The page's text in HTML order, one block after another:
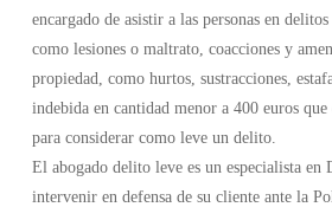
encargado de asistir a las personas en
como lesiones o maltrato, coacciones y
propiedad, como hurtos, sustracciones,
indebida en cantidad menor a 400 euros
para considerar como leve un delito.
El abogado delito leve es un especialista en
intervenir en defensa de su cliente ante la